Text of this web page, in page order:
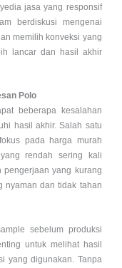
jasa yang responsif
berdiskusi mengenai
memilih konveksi yang
lancar dan hasil akhir
Polo
beberapa kesalahan
hasil akhir. Salah satu
pada harga murah
rendah sering kali
pengerjaan yang kurang
nyaman dan tidak tahan
sebelum produksi
untuk melihat hasil
yang digunakan. Tanpa